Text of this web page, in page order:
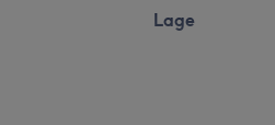
Lage